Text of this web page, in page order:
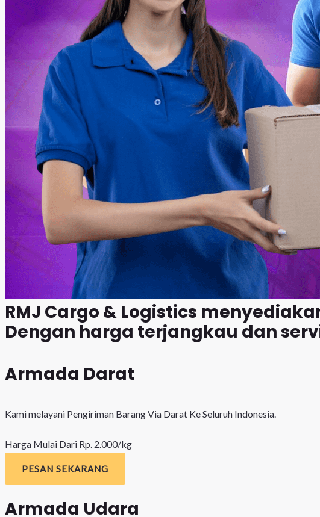
RMJ Cargo & Logistics
Dengan harga terjangkau dan
Armada Darat
Kami melayani Pengiriman Barang Via Darat Ke Seluruh Indonesia.
Harga Mulai Dari Rp. 2.000/kg
PESAN SEKARANG
Armada Udara